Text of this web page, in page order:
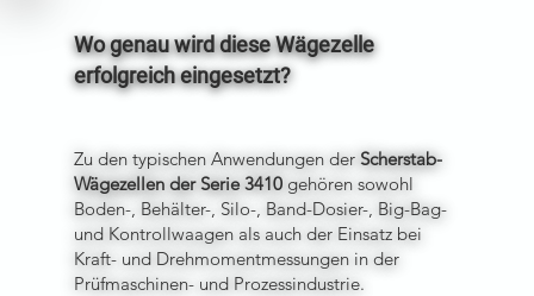
Wo genau wird diese Wägezelle
erfolgreich eingesetzt?
Zu den typischen Anwendungen der Scherstab-
Wägezellen der Serie 3410gehören sowohl
Boden-, Behälter-, Silo-, Band-Dosier-, Big-Bag-
und Kontrollwaagen als auch der Einsatz bei
Kraft- und Drehmomentmessungen in der
Prüfmaschinen- und Prozessindustrie.